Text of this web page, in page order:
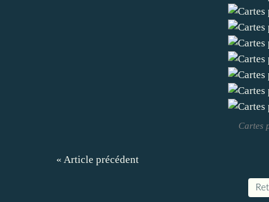
Cartes
« Article précédent